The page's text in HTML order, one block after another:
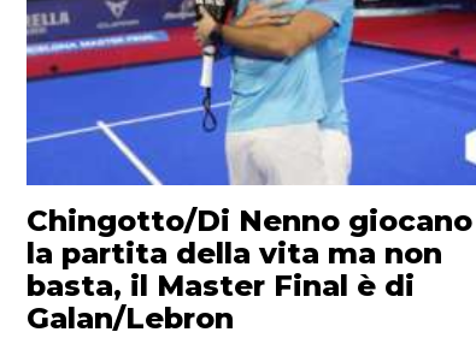
Chingotto/Di Nenno giocano
la partita della vita ma non
basta, il Master Final è di
Galan/Lebron